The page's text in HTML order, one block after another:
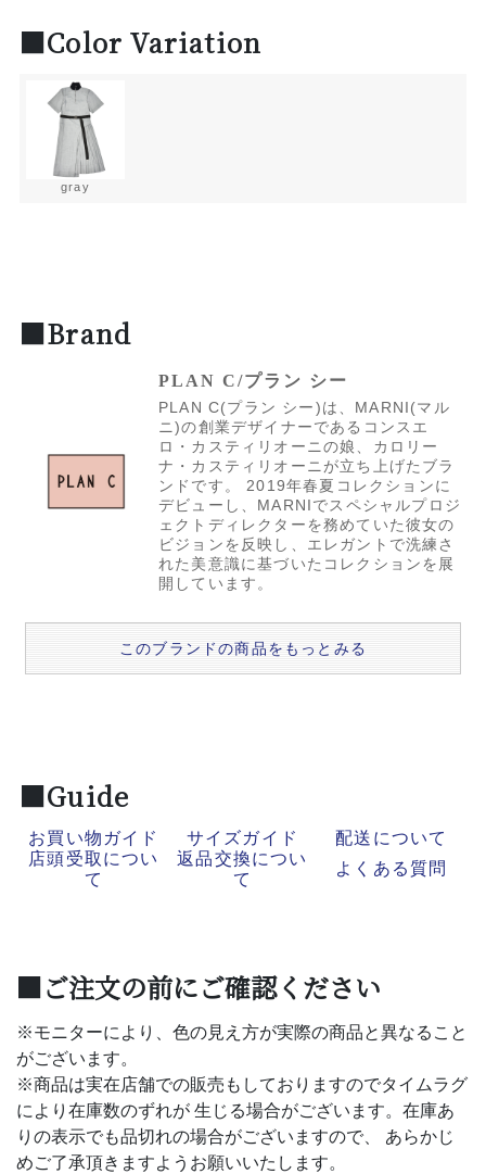
■Color Variation
gray
■Brand
PLAN C/プラン シー
PLAN C(プラン シー)は、MARNI(マル
ニ)の創業デザイナーであるコンスエ
ロ・カスティリオーニの娘、カロリー
ナ・カスティリオーニが立ち上げたブラ
ンドです。 2019年春夏コレクションに
デビューし、MARNIでスペシャルプロジ
ェクトディレクターを務めていた彼女の
ビジョンを反映し、エレガントで洗練さ
れた美意識に基づいたコレクションを展
開しています。
このブランドの商品をもっとみる
■Guide
お買い物ガイド サイズガイド
配送について
店頭受取につい
て
返品交換につい
て
よくある質問
■ご注文の前にご確認ください
※モニターにより、色の見え方が実際の商品と異なること
がございます。
※商品は実在店舗での販売もしておりますのでタイムラグ
により在庫数のずれが 生じる場合がございます。在庫あ
りの表示でも品切れの場合がございますので、 あらかじ
めご了承頂きますようお願いいたします。